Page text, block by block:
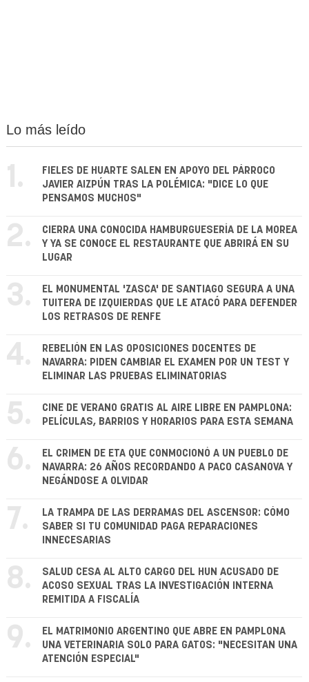
Lo más leído
1.
FIELES DE HUARTE SALEN EN APOYO DEL PÁRROCO
JAVIER AIZPÚN TRAS LA POLÉMICA: "DICE LO QUE
PENSAMOS MUCHOS"
2.
CIERRA UNA CONOCIDA HAMBURGUESERÍA DE LA MOREA
Y YA SE CONOCE EL RESTAURANTE QUE ABRIRÁ EN SU
LUGAR
3.
EL MONUMENTAL 'ZASCA' DE SANTIAGO SEGURA A UNA
TUITERA DE IZQUIERDAS QUE LE ATACÓ PARA DEFENDER
LOS RETRASOS DE RENFE
4.
REBELIÓN EN LAS OPOSICIONES DOCENTES DE
NAVARRA: PIDEN CAMBIAR EL EXAMEN POR UN TEST Y
ELIMINAR LAS PRUEBAS ELIMINATORIAS
5.
CINE DE VERANO GRATIS AL AIRE LIBRE EN PAMPLONA:
PELÍCULAS, BARRIOS Y HORARIOS PARA ESTA SEMANA
6.
EL CRIMEN DE ETA QUE CONMOCIONÓ A UN PUEBLO DE
NAVARRA: 26 AÑOS RECORDANDO A PACO CASANOVA Y
NEGÁNDOSE A OLVIDAR
7.
LA TRAMPA DE LAS DERRAMAS DEL ASCENSOR: CÓMO
SABER SI TU COMUNIDAD PAGA REPARACIONES
INNECESARIAS
8.
SALUD CESA AL ALTO CARGO DEL HUN ACUSADO DE
ACOSO SEXUAL TRAS LA INVESTIGACIÓN INTERNA
REMITIDA A FISCALÍA
9.
EL MATRIMONIO ARGENTINO QUE ABRE EN PAMPLONA
UNA VETERINARIA SOLO PARA GATOS: "NECESITAN UNA
ATENCIÓN ESPECIAL"